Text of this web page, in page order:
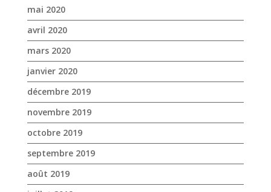
novembre 2019
octobre 2019
septembre 2019
août 2019
juillet 2019
juin 2019
mai 2019
avril 2019
mars 2019